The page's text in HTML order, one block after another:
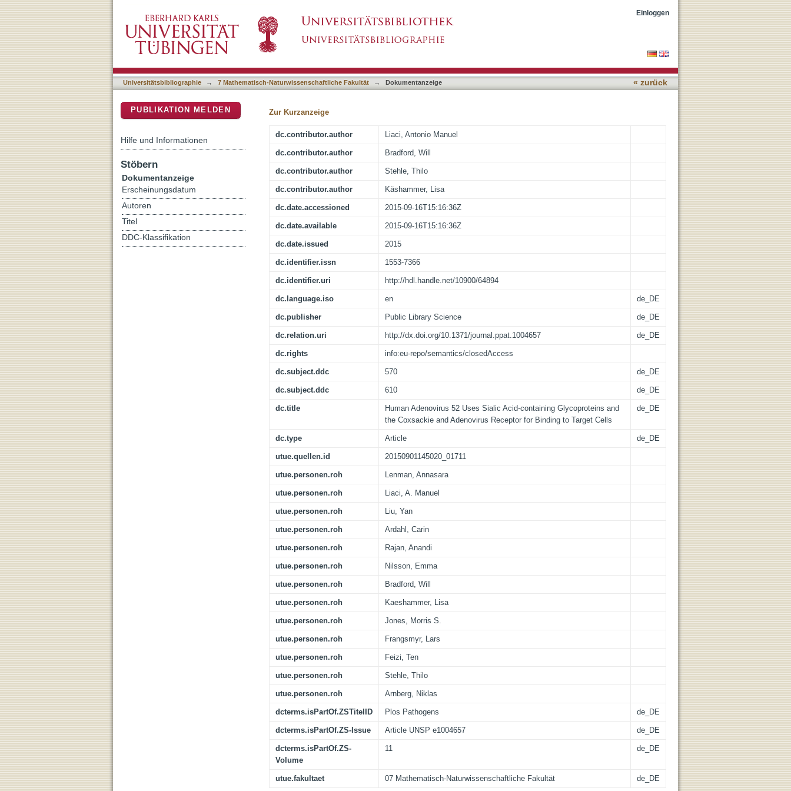
Adenovirus Receptor for Binding to Target Cells
Einloggen
Universitätsbibliographie → 7 Mathematisch-Naturwissenschaftliche Fakultät → Dokumentanzeige « zurück
Zur Kurzanzeige
dc.contributor.author Liaci, Antonio Manuel
dc.contributor.author Bradford, Will
dc.contributor.author Stehle, Thilo
dc.contributor.author Käshammer, Lisa
dc.date.accessioned 2015-09-16T15:16:36Z
dc.date.available 2015-09-16T15:16:36Z
dc.date.issued 2015
dc.identifier.issn 1553-7366
dc.identifier.uri http://hdl.handle.net/10900/64894
dc.language.iso en de_DE
dc.publisher Public Library Science de_DE
dc.relation.uri http://dx.doi.org/10.1371/journal.ppat.1004657 de_DE
dc.rights info:eu-repo/semantics/closedAccess
dc.subject.ddc 570 de_DE
dc.subject.ddc 610 de_DE
dc.title
Human Adenovirus 52 Uses Sialic Acid-containing Glycoproteins and
the Coxsackie and Adenovirus Receptor for Binding to Target Cells
de_DE
dc.type Article de_DE
utue.quellen.id 20150901145020_01711
utue.personen.roh Lenman, Annasara
utue.personen.roh Liaci, A. Manuel
utue.personen.roh Liu, Yan
utue.personen.roh Ardahl, Carin
utue.personen.roh Rajan, Anandi
utue.personen.roh Nilsson, Emma
utue.personen.roh Bradford, Will
utue.personen.roh Kaeshammer, Lisa
utue.personen.roh Jones, Morris S.
utue.personen.roh Frangsmyr, Lars
utue.personen.roh Feizi, Ten
utue.personen.roh Stehle, Thilo
utue.personen.roh Arnberg, Niklas
dcterms.isPartOf.ZSTitelID Plos Pathogens de_DE
dcterms.isPartOf.ZS-Issue Article UNSP e1004657 de_DE
dcterms.isPartOf.ZS-
Volume
11 de_DE
utue.fakultaet 07 Mathematisch-Naturwissenschaftliche Fakultät de_DE
PUBLIKATION MELDEN
Hilfe und Informationen
Stöbern
Dokumentanzeige
Erscheinungsdatum
Autoren
Titel
DDC-Klassifikation